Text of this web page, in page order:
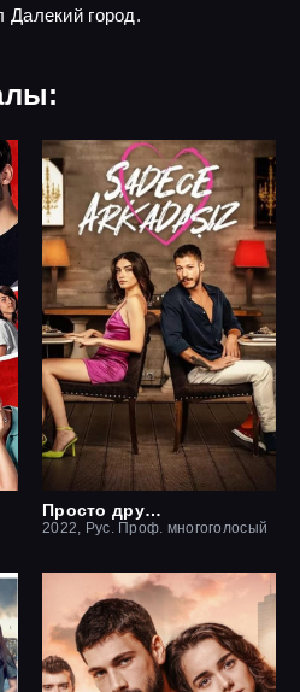
Далекий город.
Просто друзья
2022, Рус. Проф. многоголосый